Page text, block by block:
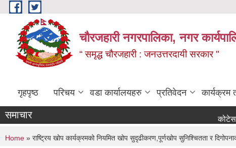
Skip to main content
चौरजहारी नगरपालिका, नगर
“ समृद्ध चौरजहारी : जनउत्तरदायी सरकार "
गृहपृष्ठ परिचय वडा कार्यालयहरु प्रतिवेदन कार्यक्रम
समाचार कोटेसन माग
You are here
Home » राष्ट्रिय खोप कार्यक्रमको नियमित खोप सुदृढीकरण,पूर्णखोप सुनिश्चितता र